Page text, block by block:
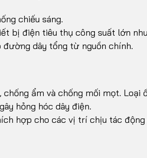
chiếu sáng.
bị điện tiêu thụ công suất lớn
đường dây tổng từ nguồn chính.
chống ẩm và chống mối mọt.
hỏng hóc dây điện.
hợp cho các vị trí chịu tác